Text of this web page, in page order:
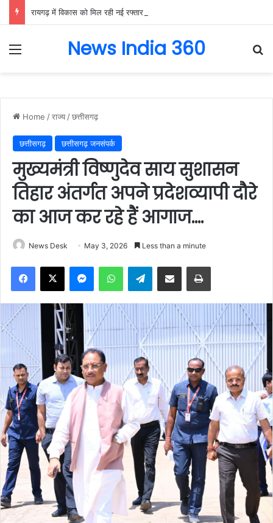
Menu News India 360
Home /राज्य /छत्तीसगढ़
छत्तीसगढ़ छत्तीसगढ़ जनसंपर्क
मुख्यमंत्री विष्णुदेव साय सुशासन
तिहार अंतर्गत अपने प्रदेशव्यापी दौरे
का आज कर रहे हैं आगाज….
News Desk May 3, 2026 Less than a minute
Facebook
X MessengerWhatsAppTelegramShare via Email Print